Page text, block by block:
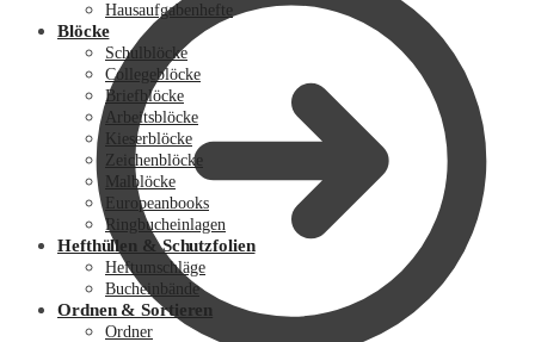
Hausaufgabenhefte
Blöcke
Schulblöcke
Collegeblöcke
Briefblöcke
Arbeitsblöcke
Kieserblöcke
Zeichenblöcke
Malblöcke
Europeanbooks
Ringbucheinlagen
Hefthüllen & Schutzfolien
Heftumschläge
Bucheinbände
Ordnen & Sortieren
Ordner